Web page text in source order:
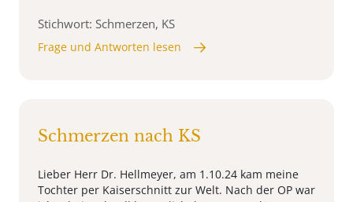
Stichwort: Schmerzen, KS
Frage und Antworten lesen
Schmerzen nach KS
Lieber Herr Dr. Hellmeyer, am 1.10.24 kam meine
Tochter per Kaiserschnitt zur Welt. Nach der OP war